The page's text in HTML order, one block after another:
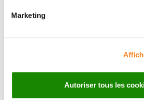
Marketing
Autoriser tous les
Suivez l'Institut
Retrouvez notre actualité sur
sociaux et en vous inscrivant à